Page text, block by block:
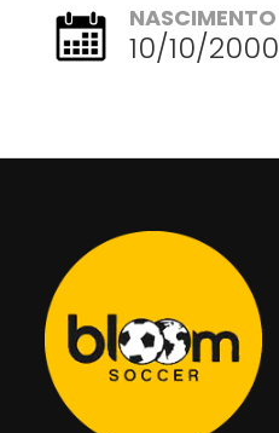
NASCIMENTO
10/10/2000